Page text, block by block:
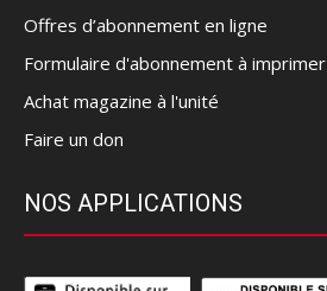
Offres d’abonnement en ligne
Formulaire d'abonnement à imprimer
Achat magazine à l'unité
Faire un don
NOS APPLICATIONS